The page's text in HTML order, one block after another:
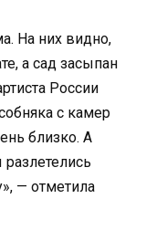
На них видно,
а сад засыпан
России
с камер
близко. А
— отметила